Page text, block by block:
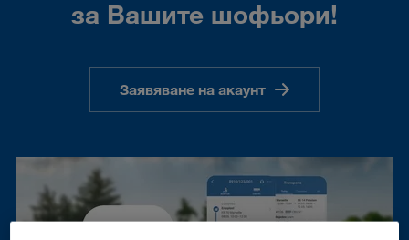
за Вашите шофьори!
Заявяване на акаунт